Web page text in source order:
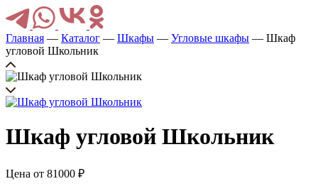
Главная — Каталог — Шкафы — Угловые шкафы — Шкаф
угловой Школьник
Шкаф угловой Школьник
Цена от 81000 ₽